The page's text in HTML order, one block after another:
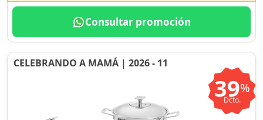
Consultar promoción
CELEBRANDO A MAMÁ | 2026 - 11
39%
Dcto.